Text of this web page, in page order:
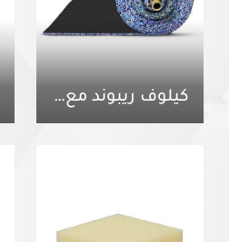
كيلوف ريبوند مع بطانة